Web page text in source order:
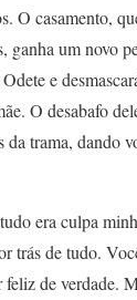
O casamento,
ganha um novo
e
O desabafo
da trama, dando
era culpa
trás de tudo.
de verdade.